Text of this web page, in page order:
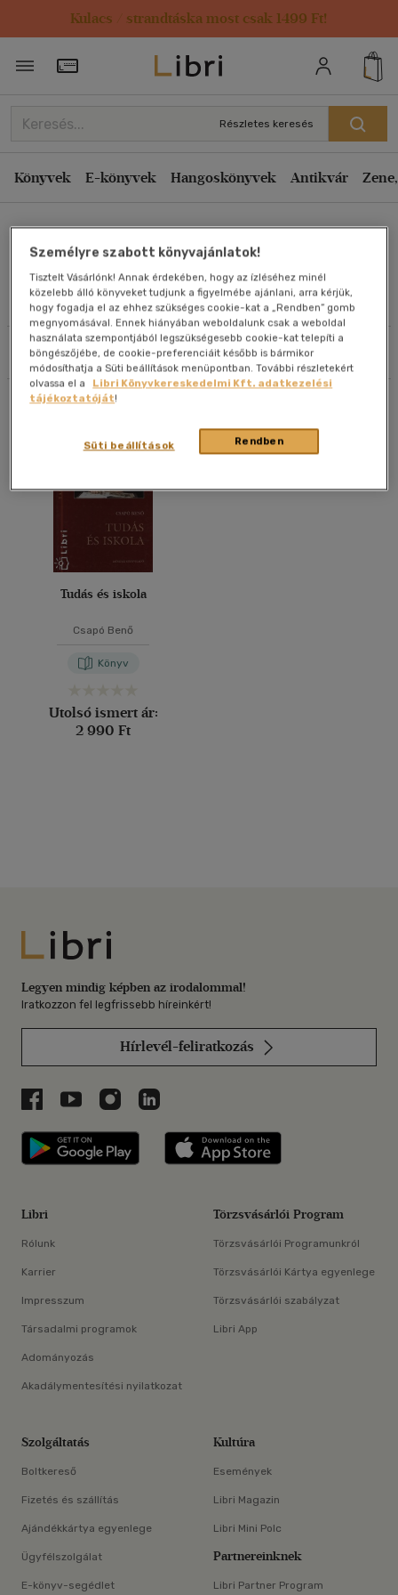
Kulacs / strandtáska most csak 1499 Ft!
Törzsvásárlói Kártya adatai
Részletes keresés
Könyvek E-könyvek Hangoskönyvek Antikvár
Művei
Szűrés Rendezés
Rendezés
Kiadás éve szerint csökkenő
Ár szerint csökkenő
Eladott darabszám szerint csökkenő
Eladott darabszám szerint növekvő
Cím szerint A-Z
Szerző szerint A-Z
Megjelenítés
20 db / oldal
Alkalmaz
Tudás és iskola
Csapó Benő
Könyv
Utolsó ismert ár:
2 990 Ft
Libri
Legyen mindig képben az irodalommal!
Iratkozzon fel legfrissebb híreinkért!
Hírlevél-feliratkozás
Libri a Facebookon
Libri a Youtube-on
Libri az Instagramon
Libri a LinkedInen
Libri applikáció Szerezd meg: Google
Libri
Rólunk
Karrier
Impresszum
Társadalmi programok
Adományozás
Akadálymentesítési nyilatkozat
Törzsvásárlói Program
Törzsvásárlói Programunkról
Törzsvásárlói Kártya egyenlege
Törzsvásárlói szabályzat
Libri App
Szolgáltatás
Boltkereső
Fizetés és szállítás
Ajándékkártya egyenlege
Ügyfélszolgálat
E-könyv-segédlet
Kultúra
Események
Libri Magazin
Libri Mini Polc
Partnereinknek
Libri Partner Program
Személyre szabott könyvajánlatok!
Tisztelt Vásárlónk! Annak érdekében, hogy az ízléséhez minél
közelebb álló könyveket tudjunk a figyelmébe ajánlani, arra kérjük,
hogy fogadja el az ehhez szükséges cookie-kat a „Rendben” gomb
megnyomásával. Ennek hiányában weboldalunk csak a weboldal
használata szempontjából legszükségesebb cookie-kat telepíti a
böngészőjébe, de cookie-preferenciáit később is bármikor
módosíthatja a Süti beállítások menüpontban. További részletekért
olvassa el a
Libri Könyvkereskedelmi Kft. adatkezelési
tájékoztatóját!
Rendben
Süti beállítások